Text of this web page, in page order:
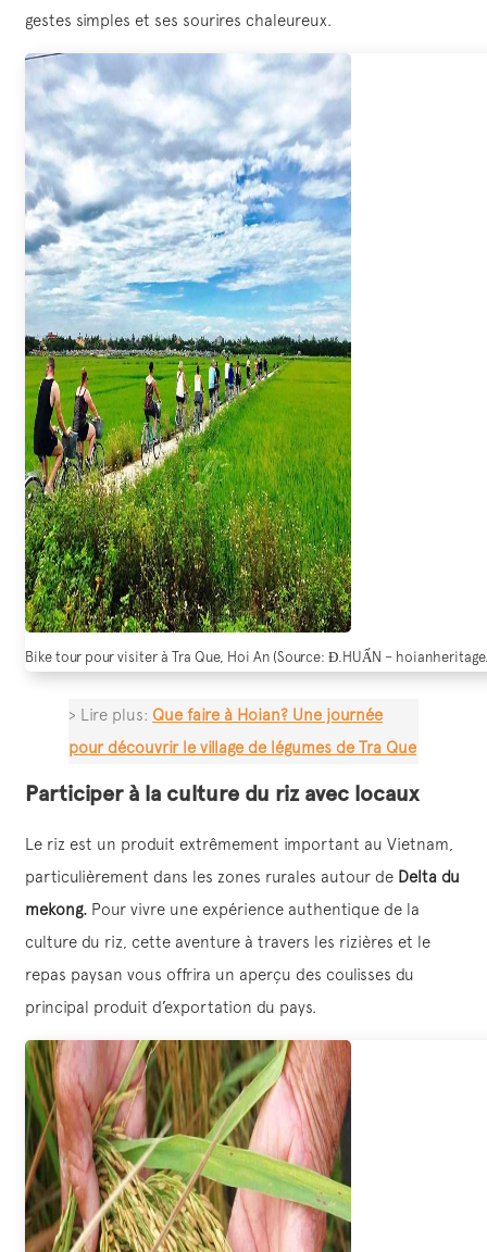
gestes simples et ses sourires chaleureux.
Bike tour pour visiter à Tra Que, Hoi An (Source: Đ.HUẤN –
> Lire plus: Que faire à Hoian? Une journée
pour découvrir le village de légumes de Tra Que
Participer à la culture du riz avec locaux
Le riz est un produit extrêmement important au Vietnam,
particulièrement dans les zones rurales autour de Delta du
mekong. Pour vivre une expérience authentique de la
culture du riz, cette aventure à travers les rizières et le
repas paysan vous offrira un aperçu des coulisses du
principal produit d’exportation du pays.